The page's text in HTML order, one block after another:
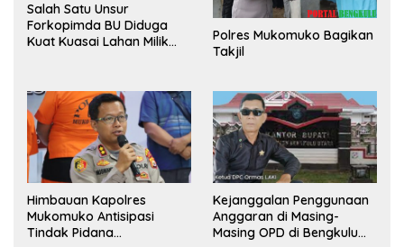
Salah Satu Unsur
Forkopimda BU Diduga
Kuat Kuasai Lahan Milik
Polres Mukomuko Bagikan
Takjil
Himbauan Kapolres
Mukomuko Antisipasi
Tindak Pidana
Kejanggalan Penggunaan
Anggaran di Masing-
Masing OPD di Bengkulu